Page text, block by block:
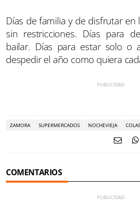
Días de familia y de disfrutar en
sin restricciones. Días para
bailar. Días para estar solo o
despedir el año como quiera
ZAMORA SUPERMERCADOS NOCHEVIEJA COLAS
COMENTARIOS